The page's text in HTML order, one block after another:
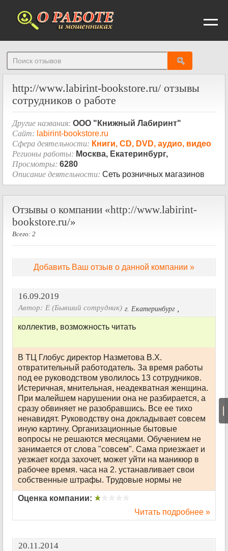
|
http://www.labirint-bookstore.ru/ отзывы
сотрудников о работе
Другие названия: ООО "Книжный Лабиринт"
Сайт: labirint-bookstore.ru
Сфера деятельности: Книги, CD, DVD, аудио, видео
Регионы работы: Москва, Екатеринбург,
Просмотры: 6280
Описание деятельности: Сеть розничных магазинов
Отзывы о компании «http://www.labirint-
bookstore.ru/»
Всего: 2
Добавить Ваш отзыв о данной компании »
16.09.2019
Автор: Е (Бывший сотрудник) ,
г. Екатеринбург
коллектив, возможность читать
В ТЦ Глобус директор Назметова В.Х.
отвратительный работодатель. За время работы
под ее руководством уволилось 13 сотрудников.
Истеричная, мнительная, неадекватная женщина.
При малейшем нарушении она не разбирается, а
сразу обвиняет не разобравшись. Все ее тихо
ненавидят. Руководству она докладывает совсем
иную картину. Организационные бытовые
вопросы не решаются месяцами. Обучением не
занимается от слова "совсем". Сама приезжает и
уезжает когда захочет, может уйти на маникюр в
рабочее время. часа на 2. устанавливает свои
собственные штрафы. Трудовые нормы не
Оценка компании:
Читать подробнее »
20.11.2014